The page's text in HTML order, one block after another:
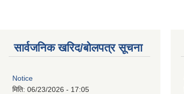
सार्वजनिक खरिद/बोलपत्र सूचना
Notice
मिति: 06/23/2026 - 17:05